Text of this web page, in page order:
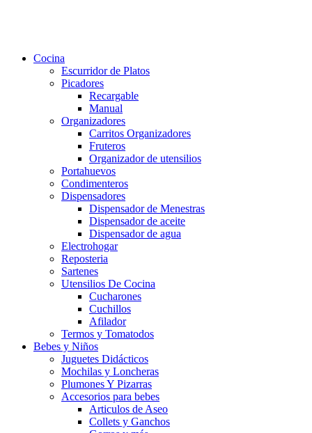
Cocina
Escurridor de Platos
Picadores
Recargable
Manual
Organizadores
Carritos Organizadores
Fruteros
Organizador de utensilios
Portahuevos
Condimenteros
Dispensadores
Dispensador de Menestras
Dispensador de aceite
Dispensador de agua
Electrohogar
Reposteria
Sartenes
Utensilios De Cocina
Cucharones
Cuchillos
Afilador
Termos y Tomatodos
Bebes y Niños
Juguetes Didácticos
Mochilas y Loncheras
Plumones Y Pizarras
Accesorios para bebes
Articulos de Aseo
Collets y Ganchos